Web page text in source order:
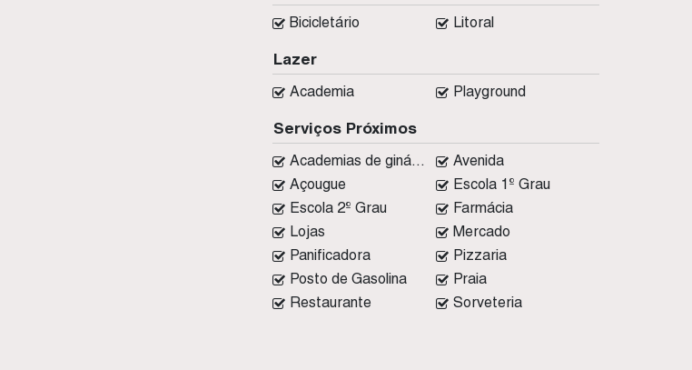
Lazer
Academia Playground
Serviços Próximos
Academias de ginástica
Avenida
Açougue
Escola 1º Grau
Escola 2º Grau
Farmácia
Lojas
Mercado
Panificadora
Pizzaria
Posto de Gasolina
Praia
Restaurante
Sorveteria
Bicicletário Litoral